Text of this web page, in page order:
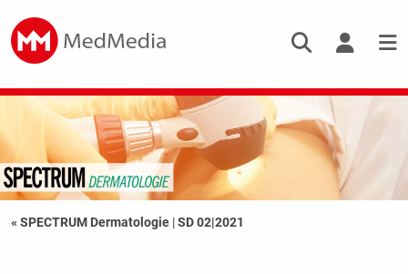
« SPECTRUM Dermatologie |SD 02|2021